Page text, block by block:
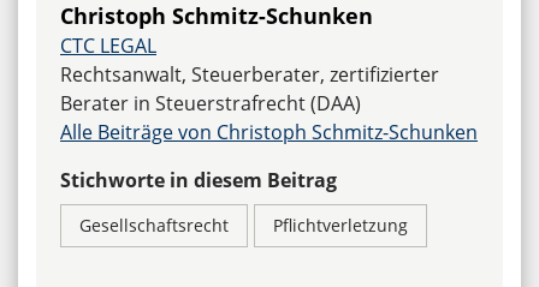
Christoph Schmitz-Schunken
CTC LEGAL
Rechtsanwalt, Steuerberater, zertifizierter
Berater in Steuerstrafrecht (DAA)
Alle Beiträge von Christoph Schmitz-Schunken
Stichworte in diesem Beitrag
Gesellschaftsrecht Pflichtverletzung